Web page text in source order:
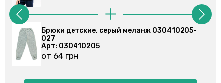
030410205-
Брюки спортивные, серые